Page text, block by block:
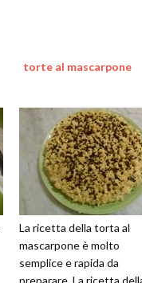
torte al mascarpone
La ricetta della torta al
mascarpone è molto
semplice e rapida da